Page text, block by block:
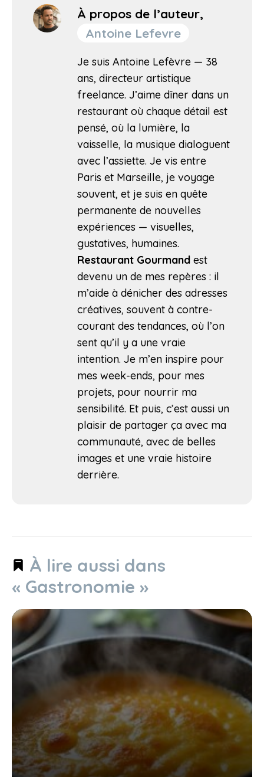
À propos de l’auteur,
Antoine Lefevre
Je suis Antoine Lefèvre — 38
ans, directeur artistique
freelance. J’aime dîner dans un
restaurant où chaque détail est
pensé, où la lumière, la
vaisselle, la musique dialoguent
avec l’assiette. Je vis entre
Paris et Marseille, je voyage
souvent, et je suis en quête
permanente de nouvelles
expériences — visuelles,
gustatives, humaines.
Restaurant Gourmand est
devenu un de mes repères : il
m’aide à dénicher des adresses
créatives, souvent à contre-
courant des tendances, où l’on
sent qu’il y a une vraie
intention. Je m’en inspire pour
mes week-ends, pour mes
projets, pour nourrir ma
sensibilité. Et puis, c’est aussi un
plaisir de partager ça avec ma
communauté, avec de belles
images et une vraie histoire
derrière.
À lire aussi dans
« Gastronomie »